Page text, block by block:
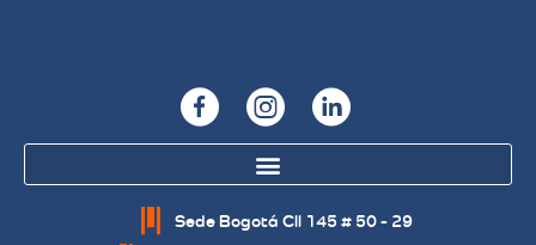
Sede Bogotá Cll 145 # 50 - 29